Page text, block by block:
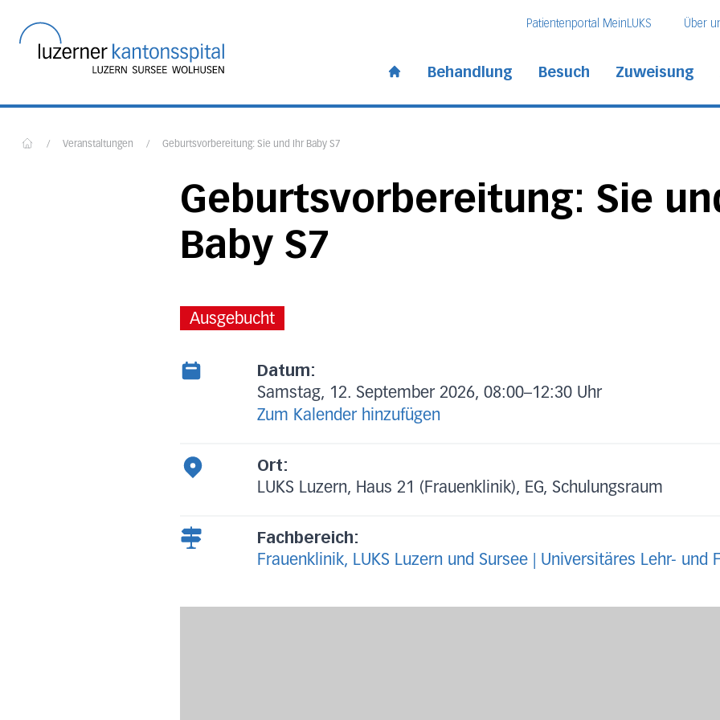
Patientenportal MeinLUKS Über
Behandlung Besuch Zuweisung
/ Veranstaltungen / Geburtsvorbereitung: Sie und Ihr Baby S7
Geburtsvorbereitung: Sie
Baby S7
Ausgebucht
Datum:
Samstag, 12. September 2026, 08:00–12:30 Uhr
Zum Kalender hinzufügen
Ort:
LUKS Luzern, Haus 21 (Frauenklinik), EG, Schulungsraum
Fachbereich:
Frauenklinik, LUKS Luzern und Sursee | Universitäres Lehr- und